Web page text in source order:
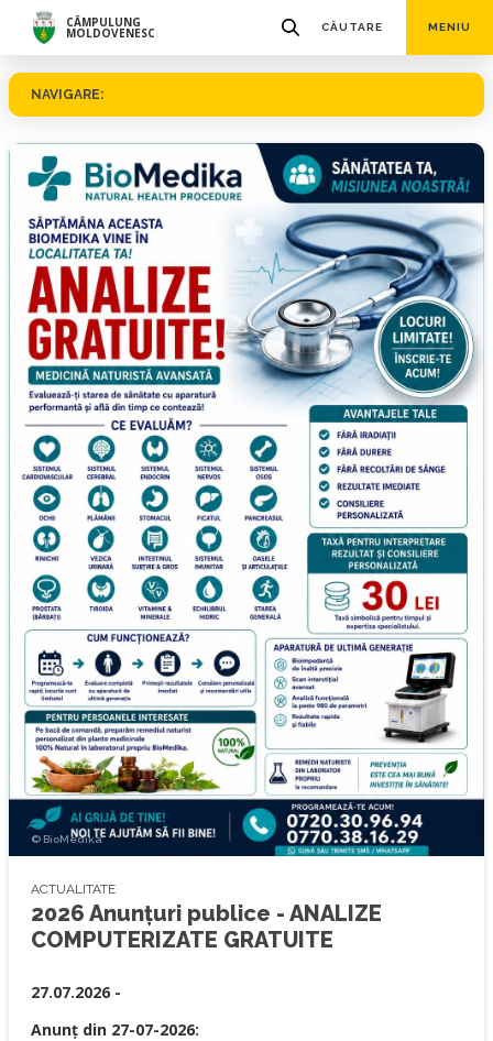
CÂMPULUNG
MOLDOVENESC CĂUTARE MENIU
NAVIGARE:
© BioMedika
ACTUALITATE
2026 Anunțuri publice - ANALIZE
COMPUTERIZATE GRATUITE
27.07.2026 -
Anunț din 27-07-2026: